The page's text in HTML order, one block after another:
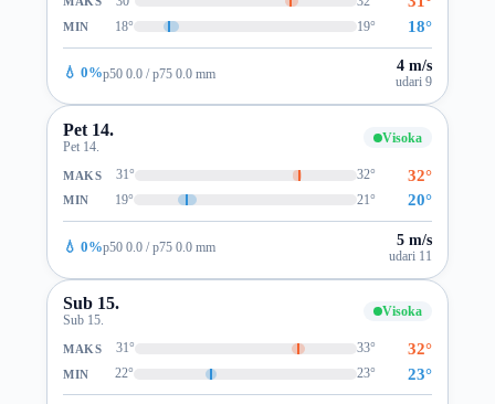
MIN 18° 19° 18°
💧 0%p50 0.0 / p75 0.0 mm 4 m/s
udari 9
Pet 14.
Pet 14.
Visoka
MAKS 31° 32° 32°
MIN 19° 21° 20°
💧 0%p50 0.0 / p75 0.0 mm 5 m/s
udari 11
Sub 15.
Sub 15.
Visoka
MAKS 31° 33° 32°
MIN 22° 23° 23°